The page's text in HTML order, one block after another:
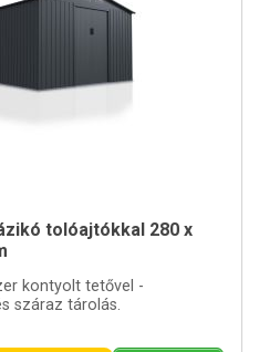
tolóajtókkal 280 x
kontyolt tetővel -
száraz tárolás.